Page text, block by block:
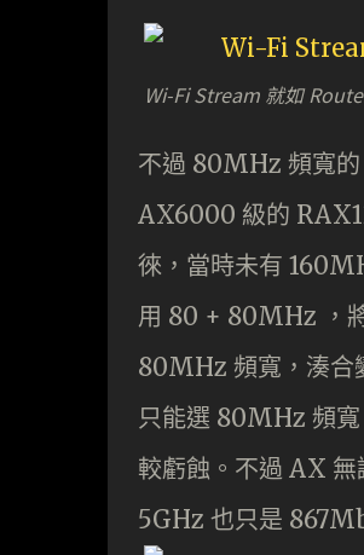
Wi-Fi Stream 就如
不過 80MHz 頻寬
AX6000 級的
徠，當時未有
用 80 + 80MHz ，
80MHz 頻寬，湊合
只能選 80MHz 頻
較虧蝕。不過 AX
5GHz 也只是